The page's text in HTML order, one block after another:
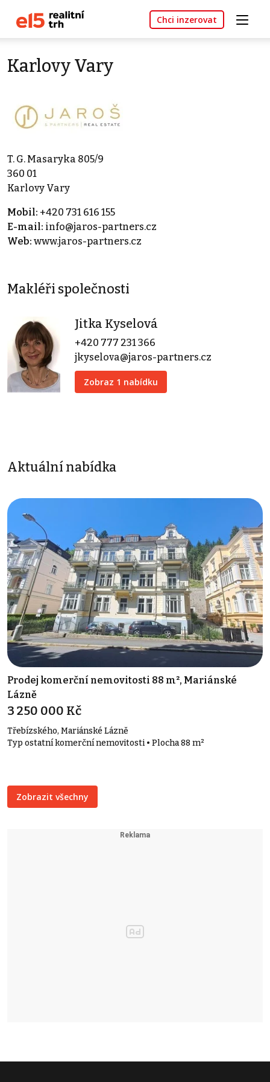
Chci inzerovat
Karlovy Vary
T. G. Masaryka 805/9
360 01
Karlovy Vary
Mobil: +420 731 616 155
E-mail: info@jaros-partners.cz
Web: www.jaros-partners.cz
Makléři společnosti
Jitka Kyselová
+420 777 231 366
jkyselova@jaros-partners.cz
Zobraz 1 nabídku
Aktuální nabídka
Prodej komerční nemovitosti 88 m², Mariánské
Lázně
3 250 000 Kč
Třebízského, Mariánské Lázně
Typ ostatní komerční nemovitosti • Plocha 88 m²
Zobrazit všechny